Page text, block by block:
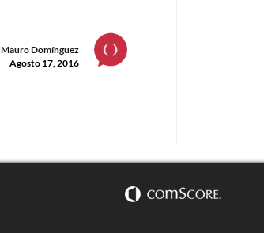
Mauro Domínguez
Agosto 17, 2016